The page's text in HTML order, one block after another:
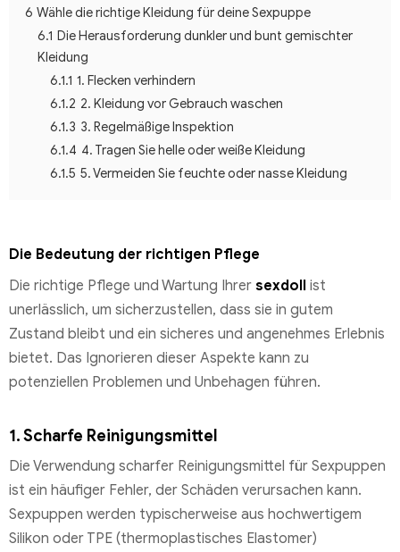
6 Wähle die richtige Kleidung für deine Sexpuppe
6.1 Die Herausforderung dunkler und bunt gemischter
Kleidung
6.1.1 1. Flecken verhindern
6.1.2 2. Kleidung vor Gebrauch waschen
6.1.3 3. Regelmäßige Inspektion
6.1.4 4. Tragen Sie helle oder weiße Kleidung
6.1.5 5. Vermeiden Sie feuchte oder nasse Kleidung
Die Bedeutung der richtigen Pflege
Die richtige Pflege und Wartung Ihrer sexdoll ist
unerlässlich, um sicherzustellen, dass sie in gutem
Zustand bleibt und ein sicheres und angenehmes Erlebnis
bietet. Das Ignorieren dieser Aspekte kann zu
potenziellen Problemen und Unbehagen führen.
1. Scharfe Reinigungsmittel
Die Verwendung scharfer Reinigungsmittel für Sexpuppen
ist ein häufiger Fehler, der Schäden verursachen kann.
Sexpuppen werden typischerweise aus hochwertigem
Silikon oder TPE (thermoplastisches Elastomer)